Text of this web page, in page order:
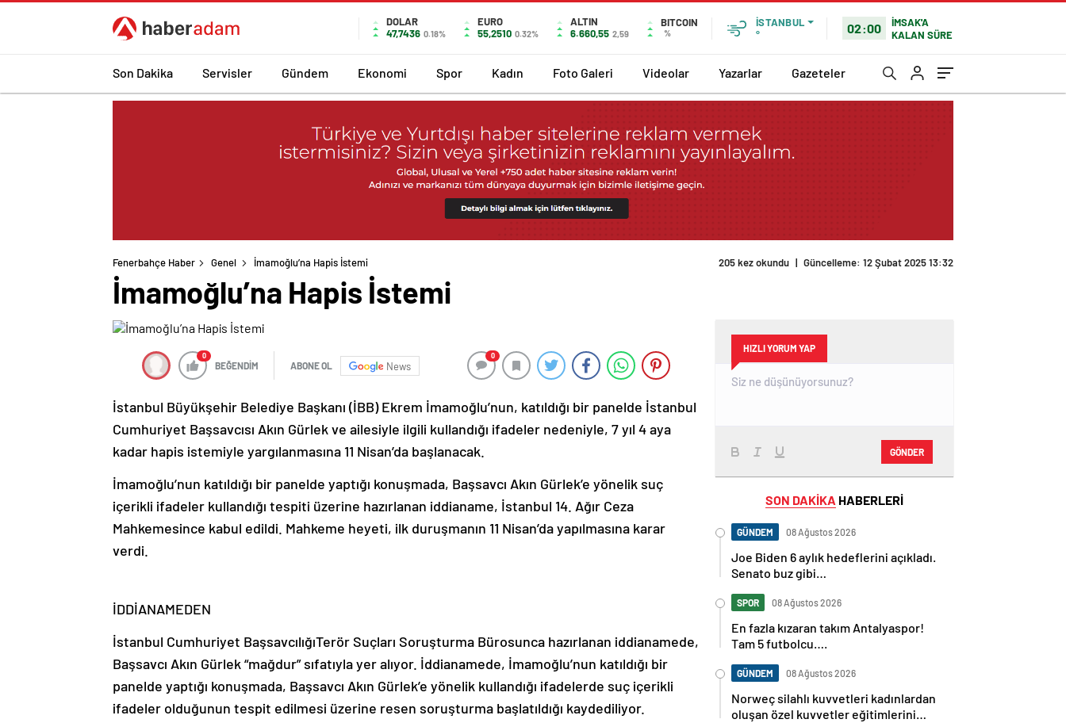
DOLAR
47,7436 0.18%
EURO
55,2510 0.32%
ALTIN
6.660,55 2,59
BITCOIN
%
İSTANBUL
°
02:00
İMSAK'A
KALAN SÜRE
Son Dakika Servisler Gündem Ekonomi Spor Kadın Foto Galeri Videolar Yazarlar Gazeteler
Fenerbahçe Haber Genel İmamoğlu’na Hapis İstemi 205 kez okundu | Güncelleme: 12 Şubat 2025 13:32
İmamoğlu’na Hapis İstemi
0
BEĞENDİM ABONE OL News
0
İstanbul Büyükşehir Belediye Başkanı (İBB) Ekrem İmamoğlu’nun, katıldığı bir panelde İstanbul
Cumhuriyet Başsavcısı Akın Gürlek ve ailesiyle ilgili kullandığı ifadeler nedeniyle, 7 yıl 4 aya
kadar hapis istemiyle yargılanmasına 11 Nisan’da başlanacak.
İmamoğlu’nun katıldığı bir panelde yaptığı konuşmada, Başsavcı Akın Gürlek’e yönelik suç
içerikli ifadeler kullandığı tespiti üzerine hazırlanan iddianame, İstanbul 14. Ağır Ceza
Mahkemesince kabul edildi. Mahkeme heyeti, ilk duruşmanın 11 Nisan’da yapılmasına karar
verdi.
İDDİANAMEDEN
İstanbul Cumhuriyet BaşsavcılığıTerör Suçları Soruşturma Bürosunca hazırlanan iddianamede,
Başsavcı Akın Gürlek “mağdur” sıfatıyla yer alıyor. İddianamede, İmamoğlu’nun katıldığı bir
panelde yaptığı konuşmada, Başsavcı Akın Gürlek’e yönelik kullandığı ifadelerde suç içerikli
ifadeler olduğunun tespit edilmesi üzerine resen soruşturma başlatıldığı kaydediliyor.
HIZLI YORUM YAP
GÖNDER
SON DAKİKA HABERLERİ
GÜNDEM 08 Ağustos 2026
Joe Biden 6 aylık hedeflerini açıkladı.
Senato buz gibi…
SPOR 08 Ağustos 2026
En fazla kızaran takım Antalyaspor!
Tam 5 futbolcu….
GÜNDEM 08 Ağustos 2026
Norweç silahlı kuvvetleri kadınlardan
oluşan özel kuvvetler eğitimlerini